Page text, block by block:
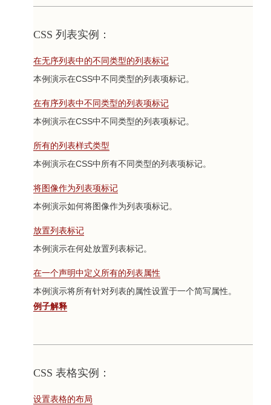
CSS 列表实例：
在无序列表中的不同类型的列表标记
本例演示在CSS中不同类型的列表项标记。
在有序列表中不同类型的列表项标记
本例演示在CSS中不同类型的列表项标记。
所有的列表样式类型
本例演示在CSS中所有不同类型的列表项标记。
将图像作为列表项标记
本例演示如何将图像作为列表项标记。
放置列表标记
本例演示在何处放置列表标记。
在一个声明中定义所有的列表属性
本例演示将所有针对列表的属性设置于一个简写属性。
例子解释
CSS 表格实例：
设置表格的布局